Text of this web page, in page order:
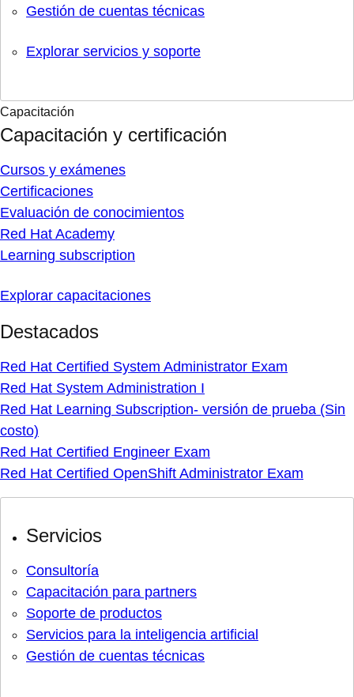
Gestión de cuentas técnicas
Explorar servicios y soporte
Capacitación
Capacitación y certificación
Cursos y exámenes
Certificaciones
Evaluación de conocimientos
Red Hat Academy
Learning subscription
Explorar capacitaciones
Destacados
Red Hat Certified System Administrator Exam
Red Hat System Administration I
Red Hat Learning Subscription- versión de prueba (Sin
costo)
Red Hat Certified Engineer Exam
Red Hat Certified OpenShift Administrator Exam
Servicios
Consultoría
Capacitación para partners
Soporte de productos
Servicios para la inteligencia artificial
Gestión de cuentas técnicas